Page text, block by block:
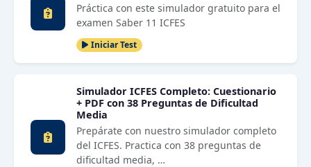
Práctica con este simulador gratuito para el
examen Saber 11 ICFES
Iniciar Test
Simulador ICFES Completo: Cuestionario
+ PDF con 38 Preguntas de Dificultad
Media
Prepárate con nuestro simulador completo
del ICFES. Practica con 38 preguntas de
dificultad media, …